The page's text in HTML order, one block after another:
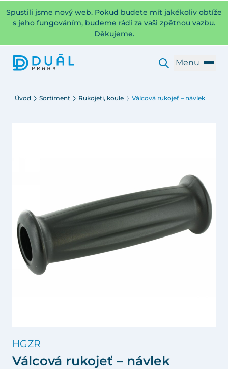
Spustili jsme nový web. Pokud budete mít jakékoliv obtíže
s jeho fungováním, budeme rádi za vaši zpětnou vazbu.
Děkujeme.
Menu
Úvod Sortiment Rukojeti, koule Válcová rukojeť – návlek
HGZR
Válcová rukojeť – návlek